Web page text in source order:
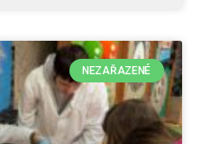
NEZAŘAZENÉ